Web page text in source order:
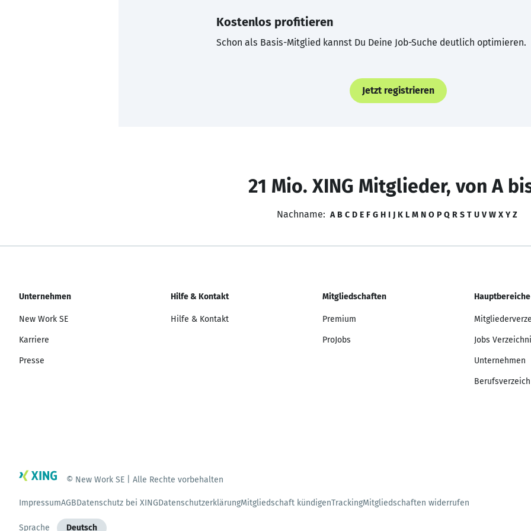
Kostenlos profitieren
Schon als Basis-Mitglied kannst Du Deine Job-Suche deutlich optimieren.
Jetzt registrieren
21 Mio. XING Mitglieder, von A
Nachname: A B C D E F G H I J K L M N O P Q R S T U V W X Y Z
Unternehmen
New Work SE
Karriere
Presse
Hilfe & Kontakt
Hilfe & Kontakt
Mitgliedschaften
Premium
ProJobs
Hauptbereiche
Jobs
Unternehmen
© New Work SE | Alle Rechte vorbehalten
ImpressumAGBDatenschutz bei XINGDatenschutzerklärungMitgliedschaft kündigenTrackingMitgliedschaften widerrufen
Sprache Deutsch